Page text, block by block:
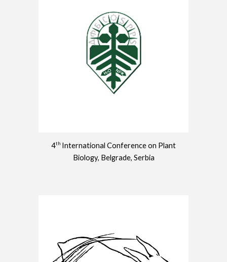
4th International Conference on Plant
Biology, Belgrade, Serbia